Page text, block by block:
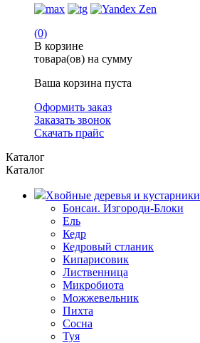
(0)
В корзине
товара(ов) на сумму
Ваша корзина пуста
Оформить заказ
Заказать звонок
Скачать прайс
Каталог
Каталог
Хвойные деревья и кустарники
Бонсаи. Изгороди-Блоки
Ель
Кедр
Кедровый стланик
Кипарисовик
Лиственница
Микробиота
Можжевельник
Пихта
Сосна
Туя